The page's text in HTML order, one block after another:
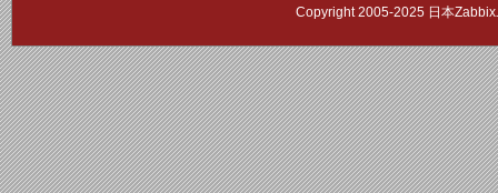
Copyright 2005-2025 日本